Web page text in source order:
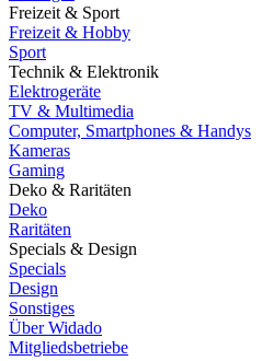
Freizeit & Sport
Freizeit & Hobby
Sport
Technik & Elektronik
Elektrogeräte
TV & Multimedia
Computer, Smartphones & Handys
Kameras
Gaming
Deko & Raritäten
Deko
Raritäten
Specials & Design
Specials
Design
Sonstiges
Über Widado
Mitgliedsbetriebe